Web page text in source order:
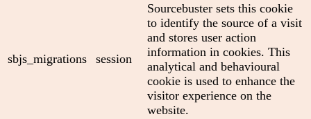
sbjs_migrations session
Sourcebuster sets this cookie
to identify the source of a visit
and stores user action
information in cookies. This
analytical and behavioural
cookie is used to enhance the
visitor experience on the
website.